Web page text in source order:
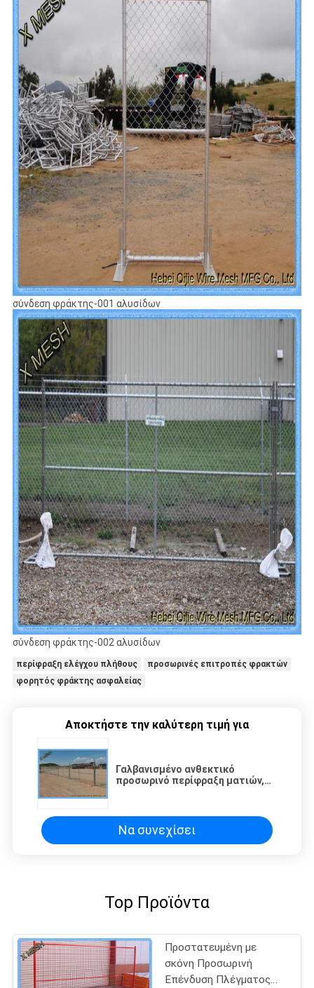
σύνδεση φράκτης-001 αλυσίδων
σύνδεση φράκτης-002 αλυσίδων
περίφραξη ελέγχου πλήθους
προσωρινές επιτροπές φρακτών
φορητός φράκτης ασφαλείας
Αποκτήστε την καλύτερη τιμή για
Γαλβανισμένο ανθεκτικό
προσωρινό περίφραξη ματιών,
Να συνεχίσει
Top Προϊόντα
Προστατευμένη με
σκόνη Προσωρινή
Επένδυση Πλέγματος